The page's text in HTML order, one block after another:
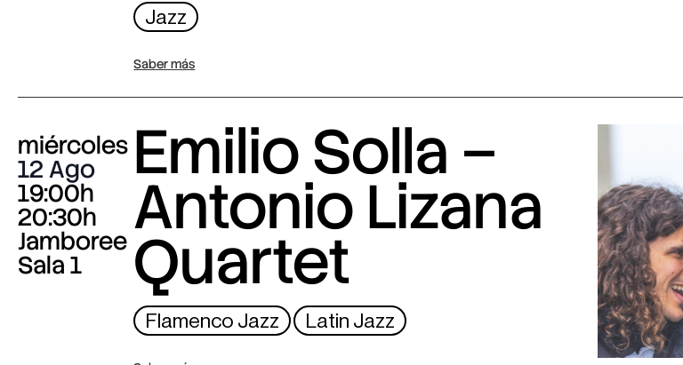
Jazz
Saber más
miércoles
12 Ago
19:00h
20:30h
Jamboree
Sala 1
Emilio Solla –
Antonio Lizana
Quartet
Flamenco Jazz Latin Jazz